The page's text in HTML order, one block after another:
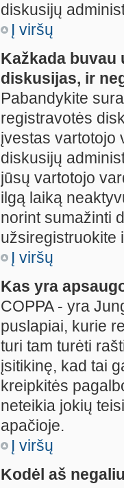
diskusijų
Į viršų
Kažkada buvau
diskusijas, ir
Pabandykite
registravotės
įvestas vartotojo
diskusijų
jūsų vartotojo
ilgą laiką
norint sumažinti
užsiregistruokite
Į viršų
Kas yra
COPPA - yra
puslapiai, kurie
turi tam turėti
įsitikinę, kad tai
kreipkitės
neteikia jokių
apačioje.
Į viršų
Kodėl aš